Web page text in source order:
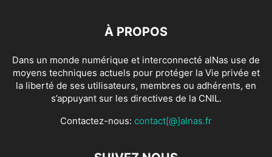
À PROPOS
Dans un monde numérique et interconnecté alNas use de
moyens techniques actuels pour protéger la Vie privée et
la liberté de ses utilisateurs, membres ou adhérents, en
s’appuyant sur les directives de la CNIL.
Contactez-nous: contact[@]alnas.fr